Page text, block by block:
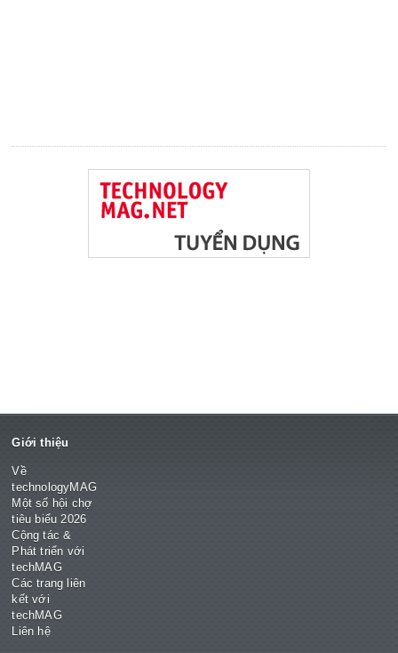
Giới thiệu
Về
technologyMAG
Một số hội chợ
tiêu biểu 2026
Cộng tác &
Phát triển với
techMAG
Các trang liên
kết với
techMAG
Liên hệ